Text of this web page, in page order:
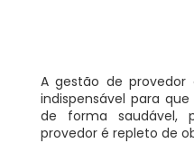
A gestão de
indispensável para
de forma saudável,
provedor é repleto de